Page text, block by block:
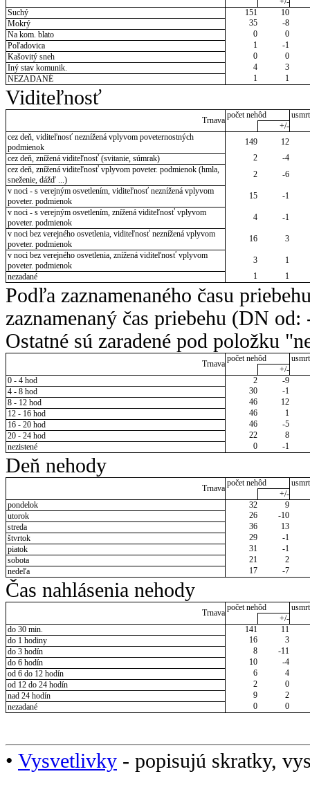
Suchý
151
10
Mokrý
35
-8
Na kom. blato
0
0
Poľadovica
1
-1
Kašovitý sneh
0
0
Iný stav komunik.
4
3
NEZADANÉ
1 1
Viditeľnosť
Trnava
počet nehôd
+/-
cez deň, viditeľnosť neznížená vplyvom poveternostných
podmienok
149
12
cez deň, znížená viditeľnosť (svitanie, súmrak)
2
-4
cez deň, znížená viditeľnosť vplyvom poveter. podmienok (hmla,
sneženie, dážď ...)
2
-6
v noci - s verejným osvetlením, viditeľnosť neznížená vplyvom
poveter. podmienok
15
-1
v noci - s verejným osvetlením, znížená viditeľnosť vplyvom
poveter. podmienok
4
-1
v noci bez verejného osvetlenia, viditeľnosť neznížená vplyvom
poveter. podmienok
16
3
v noci bez verejného osvetlenia, znížená viditeľnosť vplyvom
poveter. podmienok
3
1
nezadané
1 1
Podľa zaznamenaného času
zaznamenaný čas priebehu (DN
Ostatné sú zaradené pod položku
Trnava
počet nehôd
+/-
0 - 4 hod
2
-9
4 - 8 hod
30
-1
8 - 12 hod
46
12
12 - 16 hod
46
1
16 - 20 hod
46
-5
20 - 24 hod
22
8
nezistené
0 -1
Deň nehody
Trnava
počet nehôd
+/-
pondelok
32
9
utorok
26
-10
streda
36
13
štvrtok
29
-1
piatok
31
-1
sobota
21
2
nedeľa
17 -7
Čas nahlásenia nehody
Trnava
počet nehôd
+/-
do 30 min.
141
11
do 1 hodiny
16
3
do 3 hodín
8
-11
do 6 hodín
10
-4
od 6 do 12 hodín
6
4
od 12 do 24 hodín
2
0
nad 24 hodín
9
2
nezadané
0 0
• Vysvetlivky - popisujú skratky,